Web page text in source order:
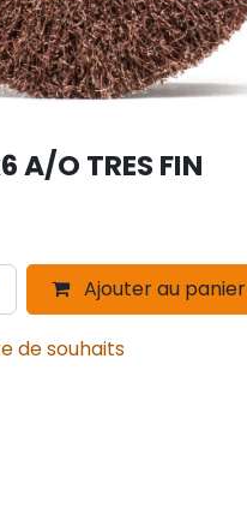
A/O TRES FIN
Ajouter au panier
de souhaits